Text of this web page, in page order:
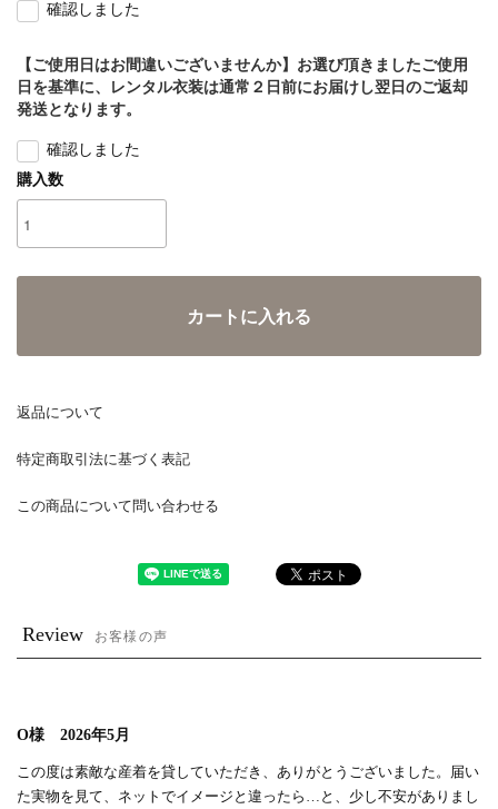
確認しました
【ご使用日はお間違いございませんか】お選び頂きましたご使用
日を基準に、レンタル衣装は通常２日前にお届けし翌日のご返却
発送となります。
確認しました
購入数
カートに入れる
返品について
特定商取引法に基づく表記
この商品について問い合わせる
Review お客様の声
O様 2026年5月
この度は素敵な産着を貸していただき、ありがとうございました。届い
た実物を見て、ネットでイメージと違ったら…と、少し不安がありまし